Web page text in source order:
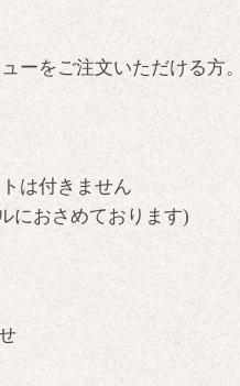
ーをご注文いただける方。
は付きません
におさめております)